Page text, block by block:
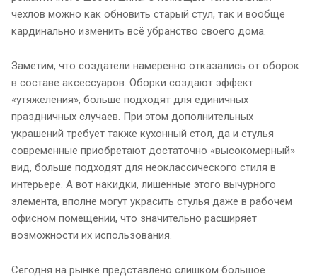
чехлов можно как обновить старый стул, так и вообще
кардинально изменить всё убранство своего дома.
Заметим, что создатели намеренно отказались от оборок
в составе аксессуаров. Оборки создают эффект
«утяжеления», больше подходят для единичных
праздничных случаев. При этом дополнительных
украшений требует также кухонный стол, да и стулья
современные приобретают достаточно «высокомерный»
вид, больше подходят для неоклассического стиля в
интерьере. А вот накидки, лишенные этого вычурного
элемента, вполне могут украсить стулья даже в рабочем
офисном помещении, что значительно расширяет
возможности их использования.
Сегодня на рынке представлено слишком большое